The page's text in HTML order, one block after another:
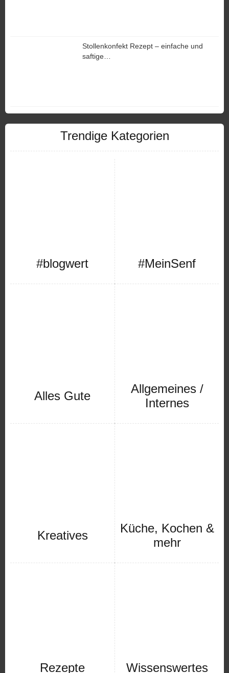
Stollenkonfekt Rezept – einfache und
saftige…
Trendige Kategorien
#blogwert #MeinSenf
Alles Gute
Allgemeines /
Internes
Kreatives
Küche, Kochen &
mehr
Rezepte Wissenswertes